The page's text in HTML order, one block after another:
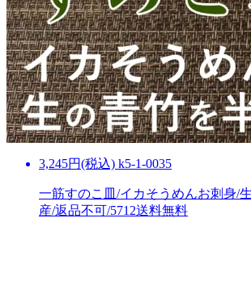
3,245円(税込) k5-1-0035
一筋すのこ皿/イカそうめんお刺身/
産/返品不可/5712送料無料